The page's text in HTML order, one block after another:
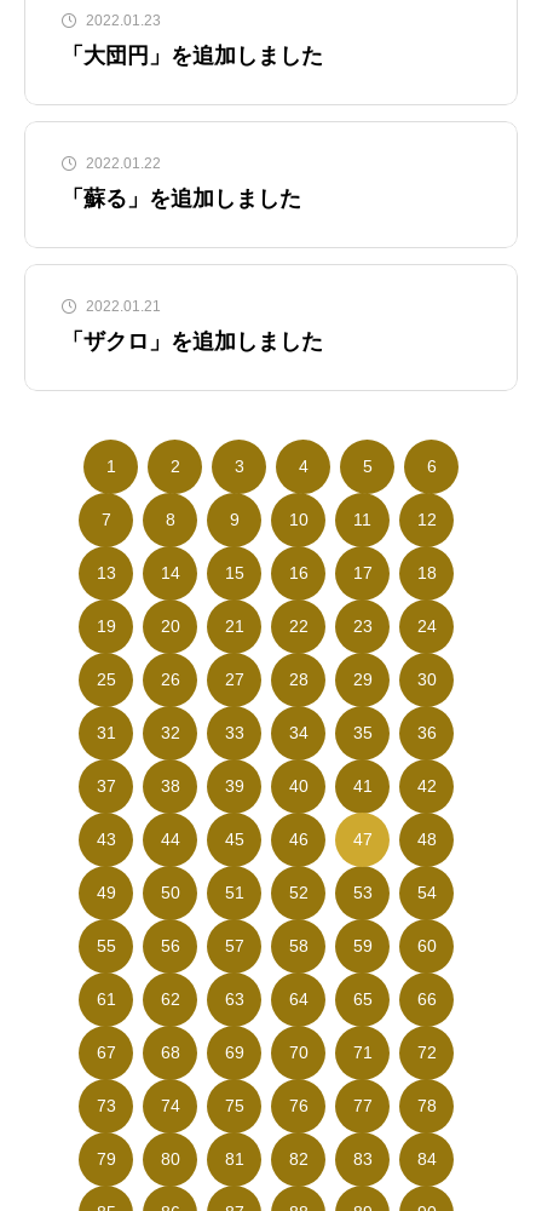
2022.01.23
「大団円」を追加しました
2022.01.22
「蘇る」を追加しました
2022.01.21
「ザクロ」を追加しました
1 2 3 4 5 6
7 8 9 10 11 12
13 14 15 16 17 18
19 20 21 22 23 24
25 26 27 28 29 30
31 32 33 34 35 36
37 38 39 40 41 42
43 44 45 46 47 48
49 50 51 52 53 54
55 56 57 58 59 60
61 62 63 64 65 66
67 68 69 70 71 72
73 74 75 76 77 78
79 80 81 82 83 84